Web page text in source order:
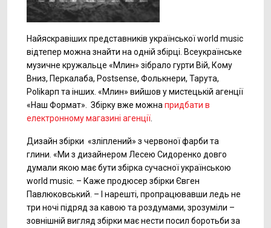
Найяскравіших представників української world music
відтепер можна знайти на одній збірці. Всеукраїнське
музичне кружальце «Млин» зібрало гурти Вій, Кому
Вниз, Перкалаба, Postsense, Фолькнери, Тарута,
Polikaрп та інших. «Млин» вийшов у мистецькій агенції
«Наш Формат». Збірку вже можна придбати в
електронному магазині агенції
Дизайн збірки «зліплений» з червоної фарби та
глини. «Ми з дизайнером Лесею Сидоренко довго
думали якою має бути збірка сучасної українською
world music. – Каже продюсер збірки Євген
Павлюковський. – І нарешті, пропрацювавши ледь не
три ночі підряд за кавою та роздумами, зрозуміли –
зовнішній вигляд збірки має нести посил боротьби за